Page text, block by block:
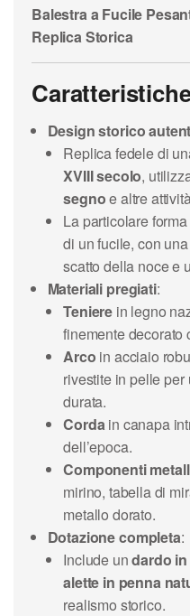
Balestra a Fucile
Replica Storica
Design storico
Replica fedele di
XVIII secolo,
segnoe altre
La particolare
di un fucile, con una
scatto della noce e
Materiali pregiati:
Teniere in legno
finemente decorato
Arco in acciaio
rivestite in pelle
durata.
Cordain canapa
dell’epoca.
Componenti
mirino, tabella di
metallo dorato.
Dotazione completa:
Include undardo
alette in penna
realismo storico.